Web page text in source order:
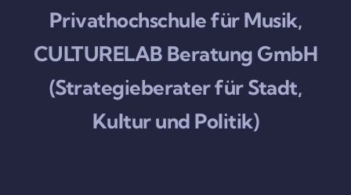
Privathochschule für Musik,
CULTURELAB Beratung GmbH
(Strategieberater für Stadt,
Kultur und Politik)